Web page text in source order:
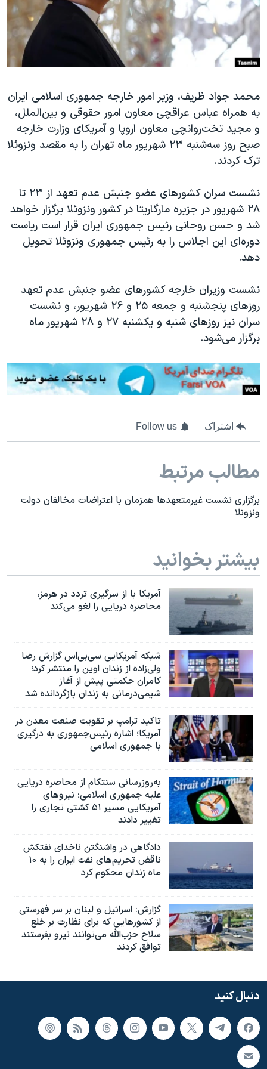
فرهنگ و زندگی
حقوق شهروندی
اقتصادی
اسرائیل در جنگ
گالری عکس
آرشیو پخش زنده
مستندها
انتخابات ریاست جمهوری آمریکا ۲۰۲۴
حمله جمهوری اسلامی به اسرائیل
ورزش زنان در ایران
اعتراضات زن، زندگی، آزادی
مجموعه مستندهای دادخواهی
تریبونال مردمی آبان ۹۸
چهل سال گروگان‌گیری
قانون شفافیت دارائی کادر رهبری ایران
اعتراضات مردمی آبان ۹۸
نرگس محمدی برنده جایزه نوبل صلح
همایش محافظه‌کاران آمریکا «سی‌پک»
صفحه‌های ویژه
دنبال کنید
زبانهای مختلف
محمد جواد ظریف، وزیر امور خارجه جمهوری اسلامی ایران
به همراه عباس عراقچی معاون امور حقوقی و بین‌الملل،
و مجید تخت‌روانچی معاون اروپا و آمریکای وزارت خارجه
صبح روز سه‌شنبه ۲۳ شهریور ماه تهران را به مقصد ونزوئلا
ترک کردند.
نشست سران کشورهای عضو جنبش عدم تعهد از ۲۳ تا
۲۸ شهریور در جزیره مارگاریتا در کشور ونزوئلا برگزار خواهد
شد و حسن روحانی رئیس جمهوری ایران قرار است ریاست
دوره‌ای این اجلاس را به رئیس جمهوری ونزوئلا تحویل
دهد.
نشست وزیران خارجه کشورهای عضو جنبش عدم تعهد
روزهای پنجشنبه و جمعه ۲۵ و ۲۶ شهریور، و نشست
سران نیز روزهای شنبه و یکشنبه ٢٧ و ٢٨ شهریور ماه
برگزار می‌شود.
اشتراک Follow us
مطالب مرتبط
برگزاری نشست غیرمتعهدها همزمان با اعتراضات مخالفان دولت
ونزوئلا
بیشتر بخوانید
آمریکا با از سرگیری تردد در هرمز،
محاصره دریایی را لغو می‌کند
شبکه آمریکایی سی‌بی‌‌اس گزارش رضا
ولی‌زاده از زندان اوین را منتشر کرد؛
کامران حکمتی پیش از آغاز
شیمی‌درمانی به زندان بازگردانده شد
تاکید ترامپ بر تقویت صنعت معدن در
آمریکا؛ اشاره رئیس‌جمهوری به درگیری
با جمهوری اسلامی
به‌روزرسانی سنتکام از محاصره دریایی
علیه جمهوری اسلامی؛ نیروهای
آمریکایی مسیر ۵۱ کشتی تجاری را
تغییر دادند
دادگاهی در واشنگتن ناخدای نفتکش
ناقض تحریم‌های نفت ایران را به ۱۰
ماه زندان محکوم کرد
گزارش‌: اسرائيل و لبنان بر سر فهرستی
از کشورهایی که برای نظارت بر خلع
سلاح حزب‌الله می‌توانند نیرو بفرستند
توافق کردند
دنبال کنید